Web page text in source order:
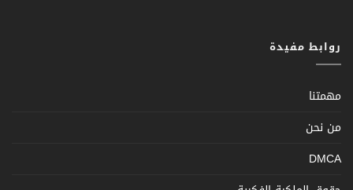
روابط مفيدة
مهمتنا
من نحن
DMCA